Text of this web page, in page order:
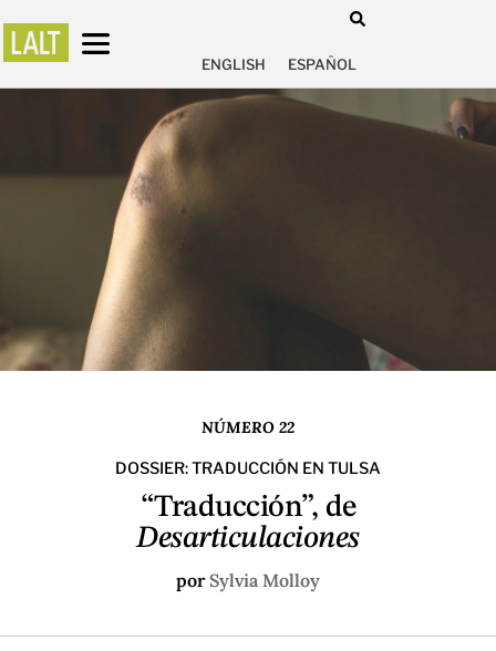
ENGLISH ESPAÑOL
NÚMERO 22
DOSSIER: TRADUCCIÓN EN TULSA
“Traducción”, de
Desarticulaciones
porSylvia Molloy